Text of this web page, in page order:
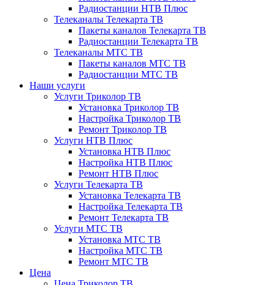
Радиостанции НТВ Плюс
Телеканалы Телекарта ТВ
Пакеты каналов Телекарта ТВ
Радиостанции Телекарта ТВ
Телеканалы МТС ТВ
Пакеты каналов МТС ТВ
Радиостанции МТС ТВ
Наши услуги
Услуги Триколор ТВ
Установка Триколор ТВ
Настройка Триколор ТВ
Ремонт Триколор ТВ
Услуги НТВ Плюс
Установка НТВ Плюс
Настройка НТВ Плюс
Ремонт НТВ Плюс
Услуги Телекарта ТВ
Установка Телекарта ТВ
Настройка Телекарта ТВ
Ремонт Телекарта ТВ
Услуги МТС ТВ
Установка МТС ТВ
Настройка МТС ТВ
Ремонт МТС ТВ
Цена